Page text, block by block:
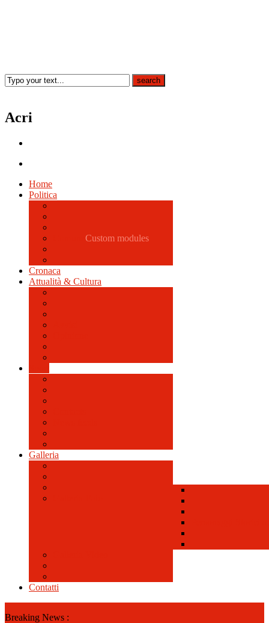
Acri
Home
Politica
Custom modules
Cronaca
Attualità & Cultura
Galleria
Contatti
Breaking News :